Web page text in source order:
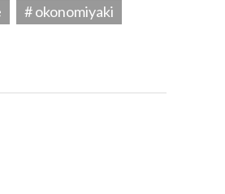
# okonomiyaki